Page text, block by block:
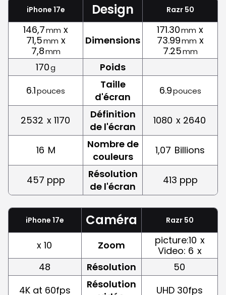
iPhone 17e Design Razr 50
146,7mm x
71,5mm x
7,8mm
Dimensions
171.30mm x
73.99mm x
7.25mm
170g
Poids
6.1pouces
Taille
d'écran
6.9pouces
2532 x 1170
Définition
de l'écran
1080 x 2640
16 M
Nombre de
couleurs
1,07 Billions
457 ppp
Résolution
de l'écran
413 ppp
iPhone 17e Caméra Razr 50
x 10 Zoom picture:10 x
Video: 6 x
48
Résolution
50
4K at 60fps
Résolution
UHD 30fps